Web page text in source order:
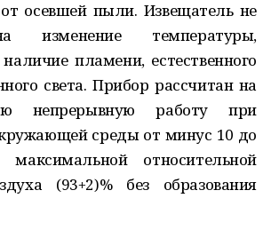
осевшей пыли. Извещатель не
изменение температуры,
пламени, естественного
света. Прибор рассчитан на
непрерывную работу при
среды от минус 10 до
относительной
(93+2)% без образования